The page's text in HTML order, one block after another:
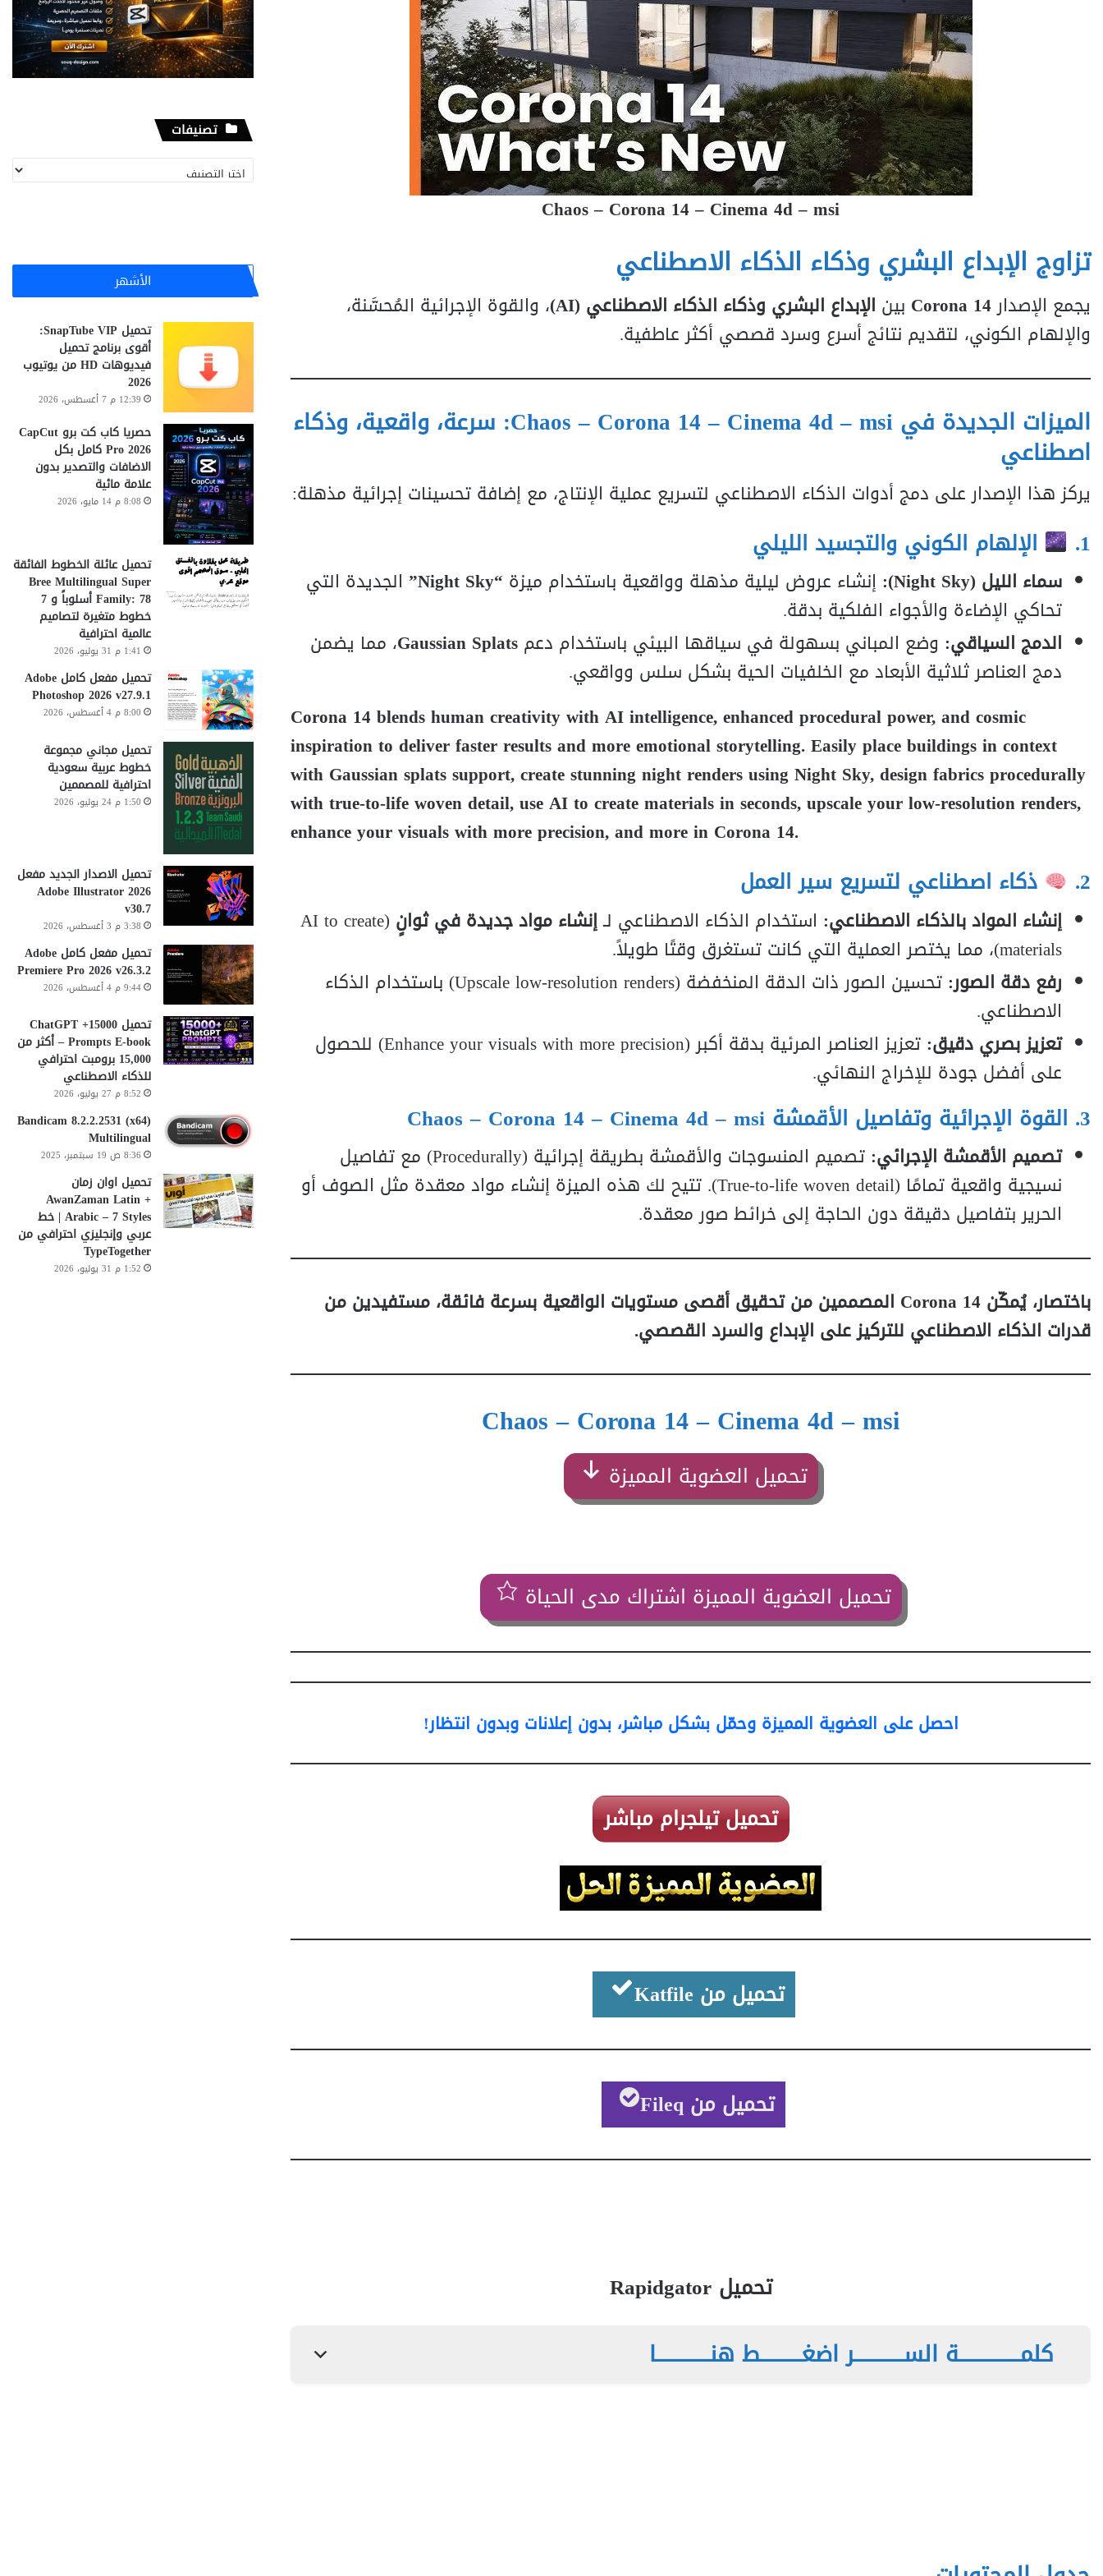
Chaos – Corona 14 – Cinema 4d – msi
تزاوج الإبداع البشري وذكاء الذكاء الاصطناعي
يجمع الإصدارCorona 14 بين الإبداع البشري وذكاء الذكاء الاصطناعي (AI)
، والقوة الإجرائية المُحسَّنة،
والإلهام الكوني، لتقديم نتائج أسرع وسرد قصصي أكثر عاطفية.
الميزات الجديدة في Chaos – Corona 14 – Cinema 4d – msi: سرعة، واقعية، وذكاء
اصطناعي
يركز هذا الإصدار على دمج أدوات الذكاء الاصطناعي لتسريع عملية الإنتاج، مع إضافة تحسينات إجرائية مذهلة:
1. الإلهام الكوني والتجسيد الليلي
سماء الليل (Night Sky): إنشاء عروض ليلية مذهلة وواقعية باستخدام ميزة “Night Sky”
الجديدة التي
تحاكي الإضاءة والأجواء الفلكية بدقة.
الدمج السياقي: وضع المباني بسهولة في سياقها البيئي باستخدام دعم Gaussian Splats، مما يضمن
دمج العناصر ثلاثية الأبعاد مع الخلفيات الحية بشكل سلس وواقعي.
Corona 14 blends human creativity with AI intelligence, enhanced procedural power, and cosmic
inspiration to deliver faster results and more emotional storytelling. Easily place buildings in context
with Gaussian splats support, create stunning night renders using Night Sky, design fabrics procedurally
with true-to-life woven detail, use AI to create materials in seconds, upscale your low-resolution renders,
enhance your visuals with more precision, and more in Corona 14.
2. ذكاء اصطناعي لتسريع سير العمل
إنشاء المواد بالذكاء الاصطناعي: استخدام الذكاء الاصطناعي لـإنشاء مواد جديدة في ثوانٍ (AI to create
materials)، مما يختصر العملية التي كانت تستغرق وقتًا طويلاً.
رفع دقة الصور:
تحسين الصور ذات الدقة المنخفضة (Upscale low-resolution renders) باستخدام الذكاء
الاصطناعي.
تعزيز بصري دقيق:
تعزيز العناصر المرئية بدقة أكبر (Enhance your visuals with more precision) للحصول
على أفضل جودة للإخراج النهائي.
3. القوة الإجرائية وتفاصيل الأقمشة Chaos – Corona 14 – Cinema 4d – msi
تصميم الأقمشة الإجرائي:
تصميم المنسوجات والأقمشة بطريقة إجرائية (Procedurally) مع تفاصيل
نسيجية واقعية تمامًا (True-to-life woven detail). تتيح لك هذه الميزة إنشاء مواد معقدة مثل الصوف أو
الحرير بتفاصيل دقيقة دون الحاجة إلى خرائط صور معقدة.
باختصار، يُمكّن Corona 14 المصممين من تحقيق أقصى مستويات الواقعية بسرعة فائقة، مستفيدين من
قدرات الذكاء الاصطناعي للتركيز على الإبداع والسرد القصصي.
Chaos – Corona 14 – Cinema 4d – msi
تحميل العضوية المميزة
تحميل العضوية المميزة اشتراك مدى الحياة
احصل على العضوية المميزة وحمّل بشكل مباشر، بدون إعلانات وبدون انتظار!
تحميل تيلجرام مباشر
تحميل من Katfile
تحميل من Fileq
تحميل Rapidgator
كلمـــــــــــــــة الســــــــــــر اضغــــــــــط هنـــــــــــــا
تصنيفات
تصنيفات
الأشهر
تحميل SnapTube VIP:
أقوى برنامج تحميل
فيديوهات HD من يوتيوب
2026
12:39 م 7 أغسطس، 2026
حصريا كاب كت برو CapCut
Pro 2026 كامل بكل
الاضافات والتصدير بدون
علامة مائية
8:08 م 14 مايو، 2026
تحميل عائلة الخطوط الفائقة
Bree Multilingual Super
Family: 78 أسلوباً و 7
خطوط متغيرة لتصاميم
عالمية احترافية
1:41 م 31 يوليو، 2026
تحميل مفعل كامل Adobe
Photoshop 2026 v27.9.1
8:00 م 4 أغسطس، 2026
تحميل مجاني مجموعة
خطوط عربية سعودية
احترافية للمصممين
1:50 م 24 يوليو، 2026
تحميل الاصدار الجديد مفعل
Adobe Illustrator 2026
v30.7
3:38 م 3 أغسطس، 2026
تحميل مفعل كامل Adobe
Premiere Pro 2026 v26.3.2
9:44 م 4 أغسطس، 2026
تحميل 15000+ ChatGPT
Prompts E-book – أكثر من
15,000 برومبت احترافي
للذكاء الاصطناعي
8:52 م 27 يوليو، 2026
Bandicam 8.2.2.2531 (x64)
Multilingual
8:36 ص 19 سبتمبر، 2025
تحميل اوان زمان
AwanZaman Latin +
Arabic – 7 Styles | خط
عربي وإنجليزي احترافي من
TypeTogether
1:52 م 31 يوليو، 2026